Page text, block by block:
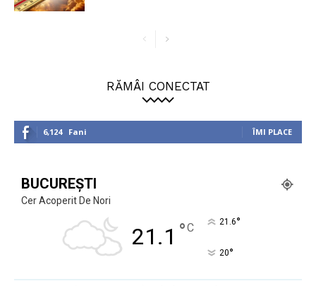
RĂMÂI CONECTAT
6,124 Fani ÎMI PLACE
BUCUREȘTI
Cer Acoperit De Nori
21.1 °C 21.6°
20°